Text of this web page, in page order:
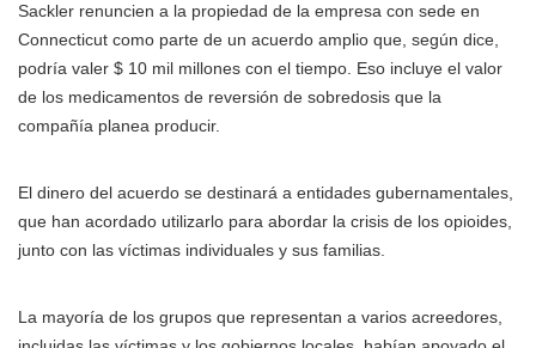
Sackler renuncien a la propiedad de la empresa con sede en
Connecticut como parte de un acuerdo amplio que, según dice,
podría valer $ 10 mil millones con el tiempo. Eso incluye el valor
de los medicamentos de reversión de sobredosis que la
compañía planea producir.
El dinero del acuerdo se destinará a entidades gubernamentales,
que han acordado utilizarlo para abordar la crisis de los opioides,
junto con las víctimas individuales y sus familias.
La mayoría de los grupos que representan a varios acreedores,